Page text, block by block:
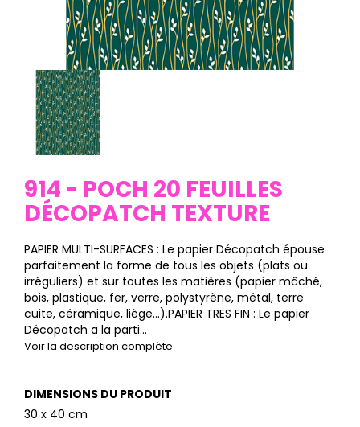
914 - POCH 20 FEUILLES
DÉCOPATCH TEXTURE
PAPIER MULTI-SURFACES : Le papier Décopatch épouse
parfaitement la forme de tous les objets (plats ou
irréguliers) et sur toutes les matières (papier mâché,
bois, plastique, fer, verre, polystyrène, métal, terre
cuite, céramique, liège…).PAPIER TRES FIN : Le papier
Décopatch a la parti...
Voir la description complète
DIMENSIONS DU PRODUIT
30 x 40 cm